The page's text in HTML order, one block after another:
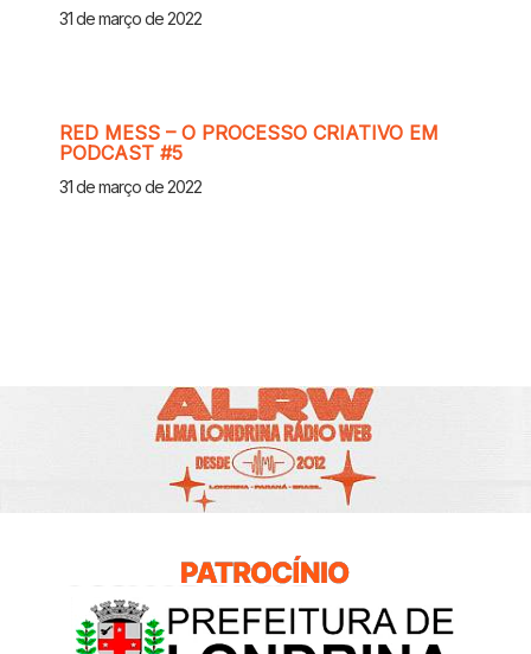
31 de março de 2022
RED MESS – O PROCESSO CRIATIVO EM
PODCAST #5
31 de março de 2022